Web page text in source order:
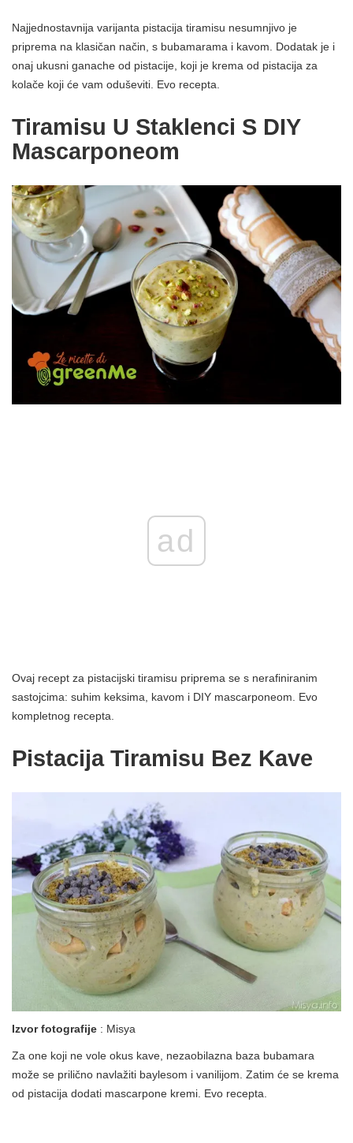
Najjednostavnija varijanta pistacija tiramisu nesumnjivo je
priprema na klasičan način, s bubamarama i kavom. Dodatak je i
onaj ukusni ganache od pistacije, koji je krema od pistacija za
kolače koji će vam oduševiti. Evo recepta.
Tiramisu U Staklenci S DIY
Mascarponeom
ad
Ovaj recept za pistacijski tiramisu priprema se s nerafiniranim
sastojcima: suhim keksima, kavom i DIY mascarponeom. Evo
kompletnog recepta.
Pistacija Tiramisu Bez Kave
Izvor fotografije : Misya
Za one koji ne vole okus kave, nezaobilazna baza bubamara
može se prilično navlažiti baylesom i vanilijom. Zatim će se krema
od pistacija dodati mascarpone kremi. Evo recepta.